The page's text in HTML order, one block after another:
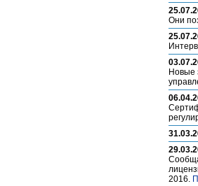
Они
Новые
2016.